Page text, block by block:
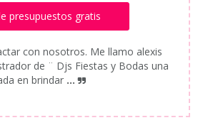
presupuestos gratis
con nosotros. Me llamo alexis
de ¨ Djs Fiestas y Bodas una
en brindar ...